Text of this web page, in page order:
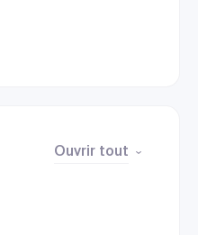
Ouvrir tout